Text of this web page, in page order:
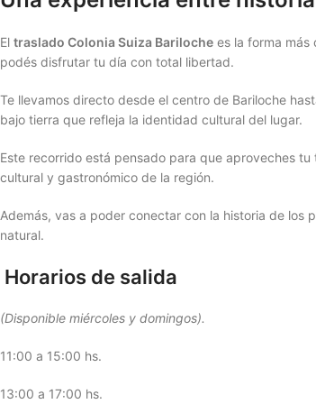
El traslado Colonia Suiza Bariloche es la forma más
podés disfrutar tu día con total libertad.
Te llevamos directo desde el centro de Bariloche
bajo tierra que refleja la identidad cultural del lugar.
Este recorrido está pensado para que aproveches
cultural y gastronómico de la región.
Además, vas a poder conectar con la historia de los
natural.
Horarios de salida
(Disponible miércoles y domingos).
11:00 a 15:00 hs.
13:00 a 17:00 hs.